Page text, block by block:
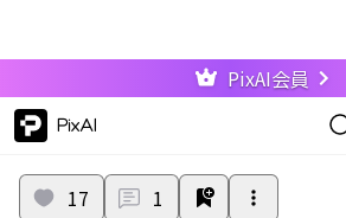
PixAI会員
PixAI
17 1